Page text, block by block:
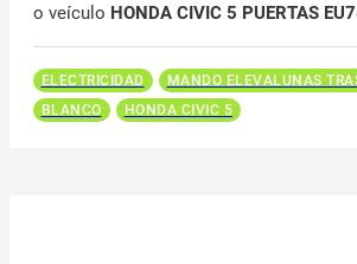
o veículo HONDA CIVIC 5 PUERTAS
ELECTRICIDAD
MANDO ELEVALUNAS
BLANCO
HONDA CIVIC 5